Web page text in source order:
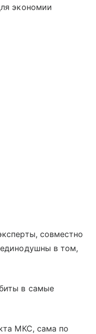
экономии
совместно
в том,
в самые
МКС, сама по